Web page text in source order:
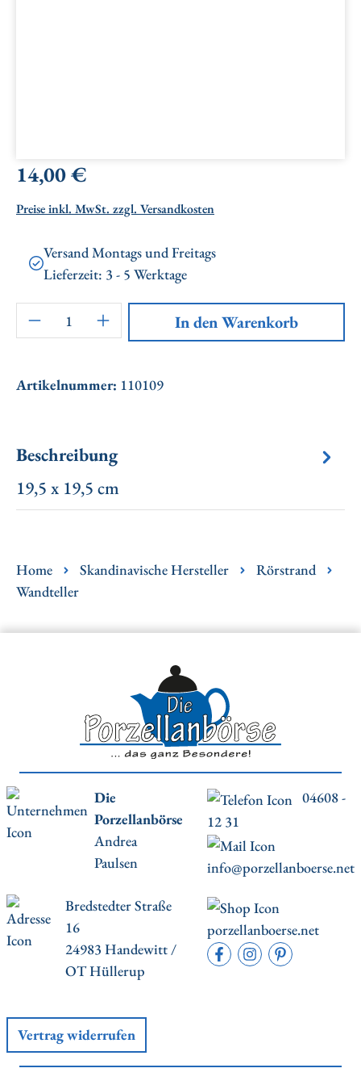
Regulärer Preis:
14,00 €
Preise inkl. MwSt. zzgl. Versandkosten
Versand Montags und Freitags
Lieferzeit: 3 - 5 Werktage
Artikel Anzahl: Gib den gewünschten
In den Warenkorb
Artikelnummer: 110109
Beschreibung
19,5 x 19,5 cm
Home Skandinavische Hersteller
Rörstrand
Wandteller
Die
Porzellanbörse
Andrea
Paulsen
04608 -
12 31
info@porzellanboerse.net
Bredstedter Straße
16
24983 Handewitt /
OT Hüllerup
porzellanboerse.net
Vertrag widerrufen